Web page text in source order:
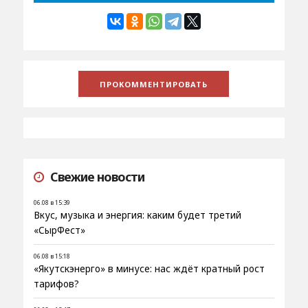
Свежие новости
06.08 в 15:39
Вкус, музыка и энергия: каким будет третий
«СырФест»
06.08 в 15:18
«Якутскэнерго» в минусе: нас ждёт кратный рост
тарифов?